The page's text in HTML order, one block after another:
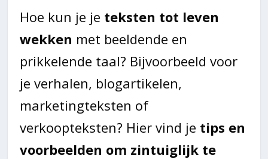
Hoe kun je je teksten tot leven
wekken met beeldende en
prikkelende taal? Bijvoorbeeld voor
je verhalen, blogartikelen,
marketingteksten of
verkoopteksten? Hier vind je tips en
voorbeelden om zintuiglijk te